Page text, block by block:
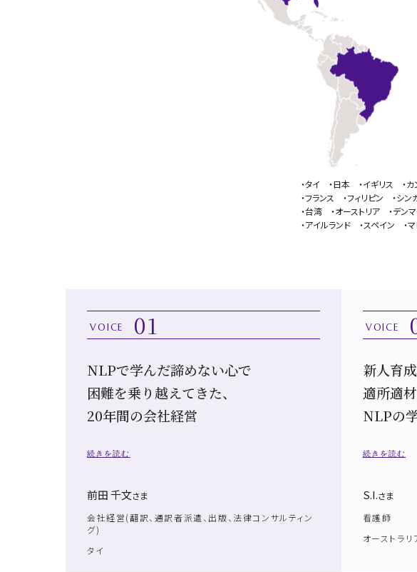
・タイ ・日本 ・イギリス ・
・フランス ・フィリピン ・シ
・台湾 ・オーストリア ・デ
・アイルランド ・スペイン ・
VOICE 01
NLPで学んだ諦めない心で
困難を乗り越えてきた、
20年間の会社経営
続きを読む
前田 千文さま
会社経営(翻訳、通訳者派遣、出版、法律コンサルティン
グ)
タイ
VOICE
新人育
適所適
NLPの
続きを読む
S.I.さま
看護師
オーストラリ